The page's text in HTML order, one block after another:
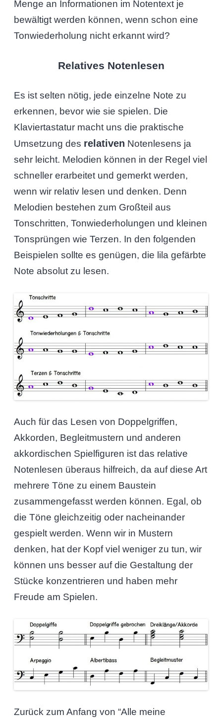
Menge an Informationen im Notentext je
bewältigt werden können, wenn schon eine
Tonwiederholung nicht erkannt wird?
Relatives Notenlesen
Es ist selten nötig, jede einzelne Note zu
erkennen, bevor wie sie spielen. Die
Klaviertastatur macht uns die praktische
Umsetzung des relativen Notenlesens ja
sehr leicht. Melodien können in der Regel viel
schneller erarbeitet und gemerkt werden,
wenn wir relativ lesen und denken. Denn
Melodien bestehen zum Großteil aus
Tonschritten, Tonwiederholungen und kleinen
Tonsprüngen wie Terzen. In den folgenden
Beispielen sollte es genügen, die lila gefärbte
Note absolut zu lesen.
Auch für das Lesen von Doppelgriffen,
Akkorden, Begleitmustern und anderen
akkordischen Spielfiguren ist das relative
Notenlesen überaus hilfreich, da auf diese Art
mehrere Töne zu einem Baustein
zusammengefasst werden können. Egal, ob
die Töne gleichzeitig oder nacheinander
gespielt werden. Wenn wir in Mustern
denken, hat der Kopf viel weniger zu tun, wir
können uns besser auf die Gestaltung der
Stücke konzentrieren und haben mehr
Freude am Spielen.
Zurück zum Anfang von “Alle meine